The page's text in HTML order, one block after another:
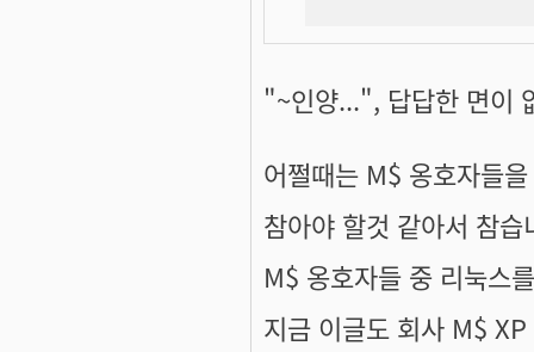
"~인양...", 답답한 면이
어쩔때는 M$ 옹호자들
참아야 할것 같아서 참습
M$ 옹호자들 중 리눅스
지금 이글도 회사 M$